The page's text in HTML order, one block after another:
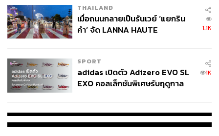
ผู้สื่อข่าวสอบถามเพิ่มเติมว่า ในกรณีที่เกิดขึ้นสามารถทำการ
เบิกและจ่ายหนี้คงค้างให้กับโรงพยาบาลมงกุฎวัฒนะก่อนได้
หรือไม่ พล.ต. นพ.เหรียญทอง ระบุว่า การเลือกปฏิบัติไม่ใช่
เรื่องเสียหาย เพราะเรื่องนี้เป็นกรณีเร่งด่วน สปสช. ไม่ควรนำ
ขณะที่ ทพ.อรรถพร ระบุว่า เรื่องนี้อย่างไรก็ต้องดำเนินการ
ตามขั้นตอนหากผลดำเนินการเป็นอย่างไรจะมีการแจ้งให้
ผู้สื่อข่าวรายงานว่า ภายหลังการแถลงข่าว ทั้งสองฝ่ายได้ลุก
THAILAND
เมื่อถนนกลายเป็นรันเวย์ ‘แยกริน
คำ’ จัด LANNA HAUTE
1.1K
SPORT
adidas เปิดตัว Adizero EVO SL
EXO คอลเล็กชันพิเศษรับฤดูกาล
1K